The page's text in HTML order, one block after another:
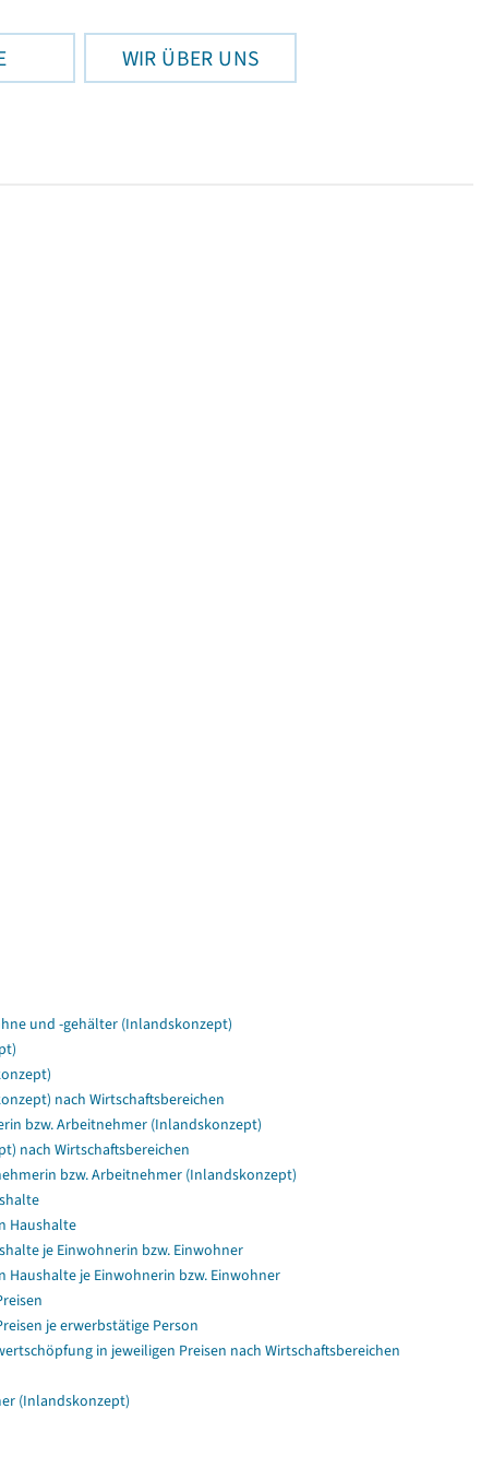
WIR ÜBER UNS
und -gehälter (Inlandskonzept)
nach Wirtschaftsbereichen
bzw. Arbeitnehmer (Inlandskonzept)
nach Wirtschaftsbereichen
bzw. Arbeitnehmer (Inlandskonzept)
Haushalte
je Einwohnerin bzw. Einwohner
je Einwohnerin bzw. Einwohner
je erwerbstätige Person
in jeweiligen Preisen nach Wirtschaftsbereichen
(Inlandskonzept)